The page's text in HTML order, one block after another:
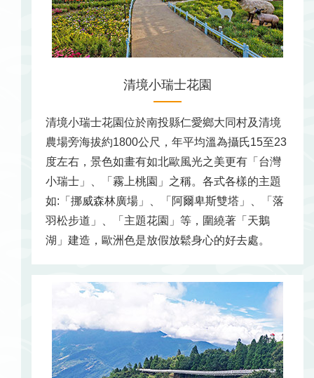
清境小瑞士花園
清境小瑞士花園位於南投縣仁愛鄉大同村及清境
農場旁海拔約1800公尺，年平均溫為攝氏15至23
度左右，景色如畫有如北歐風光之美更有「台灣
小瑞士」、「霧上桃園」之稱。各式各樣的主題
如:「挪威森林廣場」、「阿爾卑斯雙塔」、「落
羽松步道」、「主題花園」等，圍繞著「天鵝
湖」建造，歐洲色是放假放鬆身心的好去處。